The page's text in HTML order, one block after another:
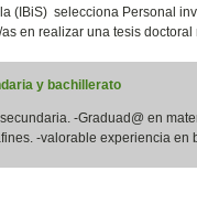
(IBiS) selecciona Personal
en realizar una tesis doctoral
y bachillerato
-Graduad@ en
-valorable experiencia en